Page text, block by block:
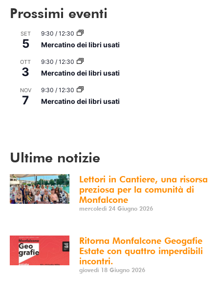
Prossimi eventi
SET
5
9:30 / 12:30
Mercatino dei libri usati
OTT
3
9:30 / 12:30
Mercatino dei libri usati
NOV
7
9:30 / 12:30
Mercatino dei libri usati
Ultime notizie
Lettori in Cantiere, una risorsa
preziosa per la comunità di
Monfalcone
mercoledì 24 Giugno 2026
Ritorna Monfalcone Geogafie
Estate con quattro imperdibili
incontri.
giovedì 18 Giugno 2026